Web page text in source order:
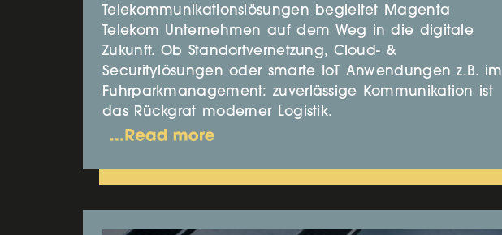
Telekommunikationslösungen begleitet Magenta
Telekom Unternehmen auf dem Weg in die digitale
Zukunft. Ob Standortvernetzung, Cloud- &
Securitylösungen oder smarte IoT Anwendungen z.B. im
Fuhrparkmanagement: zuverlässige Kommunikation ist
das Rückgrat moderner Logistik.